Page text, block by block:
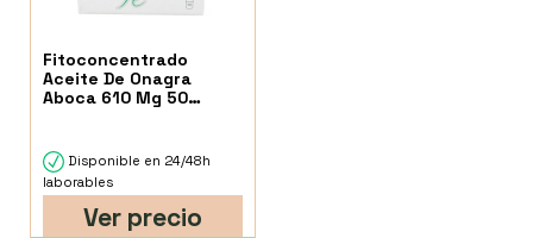
Fitoconcentrado
Aceite De Onagra
Aboca 610 Mg 50
Disponible en 24/48h
laborables
Ver precio